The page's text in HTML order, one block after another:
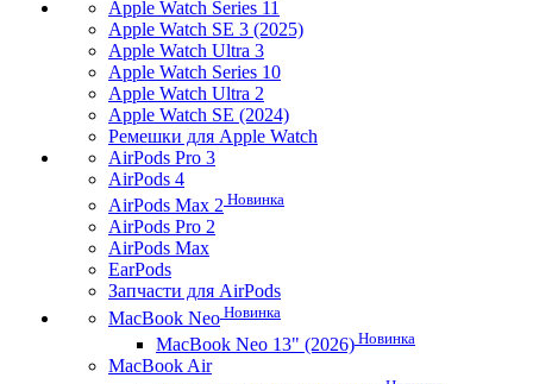
Apple Watch Series 11
Apple Watch SE 3 (2025)
Apple Watch Ultra 3
Apple Watch Series 10
Apple Watch Ultra 2
Apple Watch SE (2024)
Ремешки для Apple Watch
AirPods Pro 3
AirPods 4
AirPods Max 2 Новинка
AirPods Pro 2
AirPods Max
EarPods
Запчасти для AirPods
MacBook Neo Новинка
MacBook Neo 13" (2026) Новинка
MacBook Air